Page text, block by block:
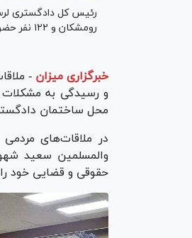
رئیس کل دادگستری
رومشکان و ۱۲۲ نفر حضوری در مرکز استان رسیدگی کردند.
خبرگزاری میزان -
و رسیدگی به مشکلات
محل ساختمان
والمسلمین سعید
حقوقی و قضایی خود